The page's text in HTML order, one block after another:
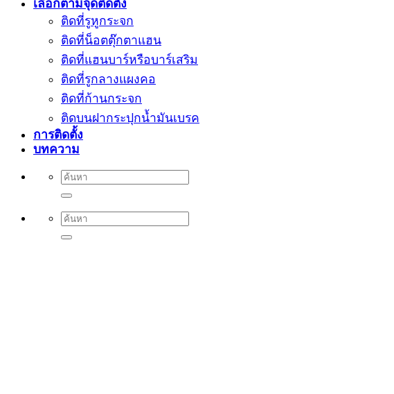
เลือกตามจุดติดตั้ง
ติดที่รูหูกระจก
ติดที่น็อตตุ๊กตาแฮน
ติดที่แฮนบาร์หรือบาร์เสริม
ติดที่รูกลางแผงคอ
ติดที่ก้านกระจก
ติดบนฝากระปุกน้ำมันเบรค
การติดตั้ง
บทความ